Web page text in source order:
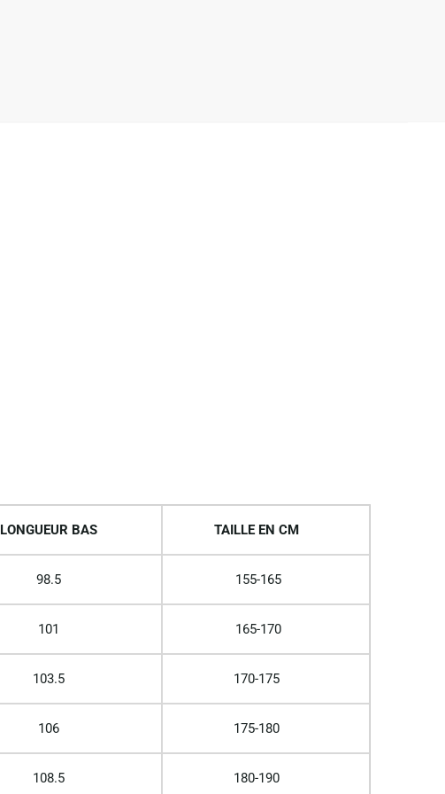
LONGUEUR BAS TAILLE EN CM
98.5 155-165
101 165-170
103.5 170-175
106 175-180
108.5 180-190